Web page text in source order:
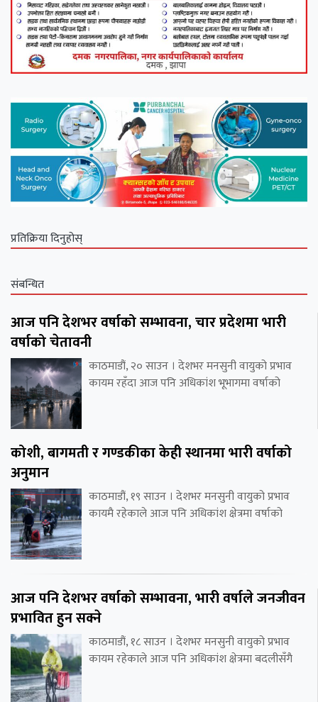
प्रतिक्रिया दिनुहोस्
संबन्धित
आज पनि देशभर वर्षाको सम्भावना, चार प्रदेशमा भारी
वर्षाको चेतावनी
काठमाडौं, २० साउन । देशभर मनसुनी वायुको प्रभाव
कायम रहँदा आज पनि अधिकांश भूभागमा वर्षाको
कोशी, बागमती र गण्डकीका केही स्थानमा भारी वर्षाको
अनुमान
काठमाडौं, १९ साउन । देशभर मनसुनी वायुको प्रभाव
कायमै रहेकाले आज पनि अधिकांश क्षेत्रमा वर्षाको
आज पनि देशभर वर्षाको सम्भावना, भारी वर्षाले जनजीवन
प्रभावित हुन सक्ने
काठमाडौं, १८ साउन । देशभर मनसुनी वायुको प्रभाव
कायम रहेकाले आज पनि अधिकांश क्षेत्रमा बदलीसँगै